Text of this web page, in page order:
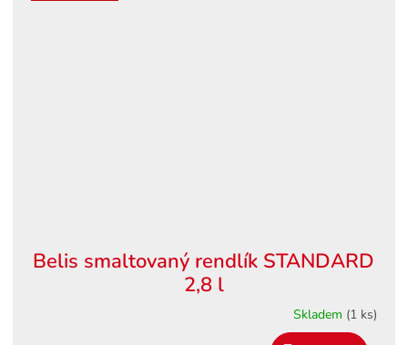
Belis smaltovaný rendlík STANDARD
2,8 l
Skladem (1 ks)